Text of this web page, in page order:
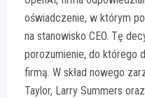
oświadczenie, w którym
na stanowisko CEO. Tę
porozumienie, do którego
firmą. W skład nowego
Taylor, Larry Summers